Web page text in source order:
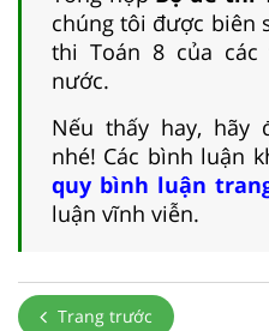
chúng tôi được biên
thi Toán 8 của các
nước.
Nếu thấy hay, hãy
nhé! Các bình luận
quy bình luận
luận vĩnh viễn.
Trang trước